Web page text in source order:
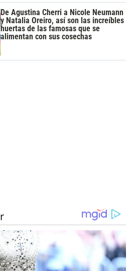
De Agustina Cherri a Nicole Neumann
y Natalia Oreiro, así son las increíbles
huertas de las famosas que se
alimentan con sus cosechas